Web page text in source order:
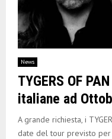
M
U
News
TYGERS OF
italiane ad
A grande richiesta, i
date del tour previsto per